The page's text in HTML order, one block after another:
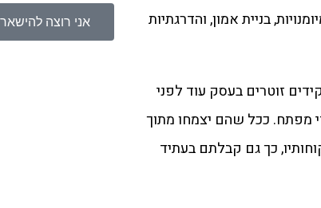
בניית אמון, והדרגתיות
זוטרים בעסק עוד לפני
מפתח. ככל שהם יצמחו מתוך
כך גם קבלתם בעתיד
אני רוצה להישאר